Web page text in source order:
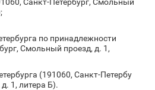
по принадлежности
Смольный проезд, д. 1,
(191060, Санкт‑Петербу
1, литера Б).